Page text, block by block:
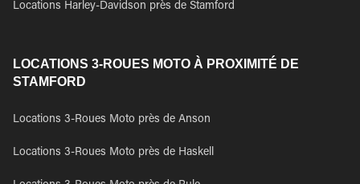
Locations Harley-Davidson près de Stamford
LOCATIONS 3-ROUES MOTO À PROXIMITÉ DE
STAMFORD
Locations 3-Roues Moto près de Anson
Locations 3-Roues Moto près de Haskell